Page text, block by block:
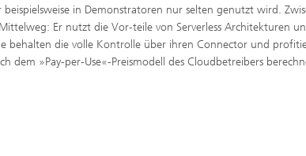
in Demonstratoren nur selten genutzt wird.
Er nutzt die Vor-teile von Serverless Architekturen
behalten die volle Kontrolle über ihren Connector und
»Pay-per-Use«-Preismodell des Cloudbetreibers